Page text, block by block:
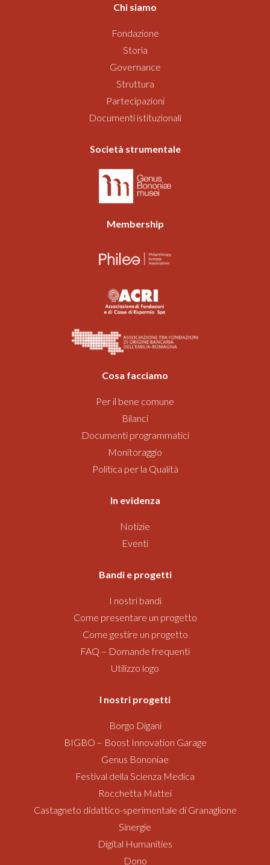
Chi siamo
Fondazione
Storia
Governance
Struttura
Partecipazioni
Documenti istituzionali
Società strumentale
Membership
Cosa facciamo
Per il bene comune
Bilanci
Documenti programmatici
Monitoraggio
Politica per la Qualità
In evidenza
Notizie
Eventi
Bandi e progetti
I nostri bandi
Come presentare un progetto
Come gestire un progetto
FAQ – Domande frequenti
Utilizzo logo
I nostri progetti
Borgo Digani
BIGBO – Boost Innovation Garage
Genus Bononiae
Festival della Scienza Medica
Rocchetta Mattei
Castagneto didattico-sperimentale di Granaglione
Sinergie
Digital Humanities
Dono